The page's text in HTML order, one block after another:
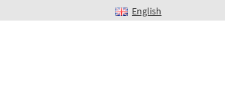
English